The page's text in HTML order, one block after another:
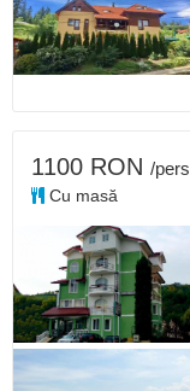
1100 RON /pers
Cu masă